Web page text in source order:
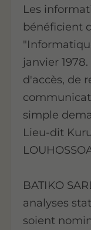
Les
bénéficient
janvier
d'accès, de
simple
Lieu-dit
BATIKO
analyses
soient